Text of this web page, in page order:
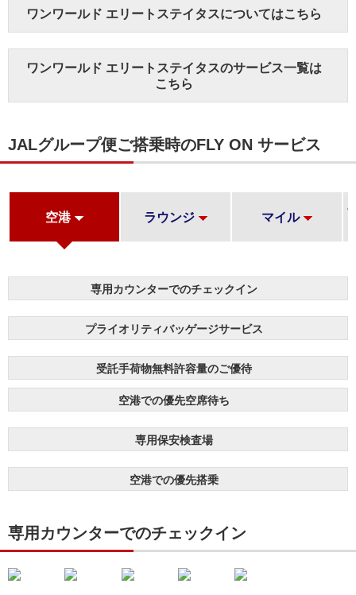
ワンワールド エリートステイタスについてはこちら
ワンワールド エリートステイタスのサービス一覧は
こちら
JALグループ便ご搭乗時のFLY ON サービス
空港 ラウンジ マイル
専用カウンターでのチェックイン
プライオリティバッゲージサービス
受託手荷物無料許容量のご優待
空港での優先空席待ち
専用保安検査場
空港での優先搭乗
専用カウンターでのチェックイン